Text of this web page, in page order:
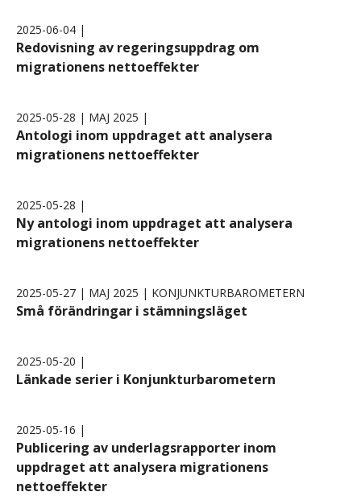
2025-06-04 |
Redovisning av regeringsuppdrag om
migrationens nettoeffekter
2025-05-28 | MAJ 2025 |
Antologi inom uppdraget att analysera
migrationens nettoeffekter
2025-05-28 |
Ny antologi inom uppdraget att analysera
migrationens nettoeffekter
2025-05-27 | MAJ 2025 | KONJUNKTURBAROMETERN
Små förändringar i stämningsläget
2025-05-20 |
Länkade serier i Konjunkturbarometern
2025-05-16 |
Publicering av underlagsrapporter inom
uppdraget att analysera migrationens
nettoeffekter